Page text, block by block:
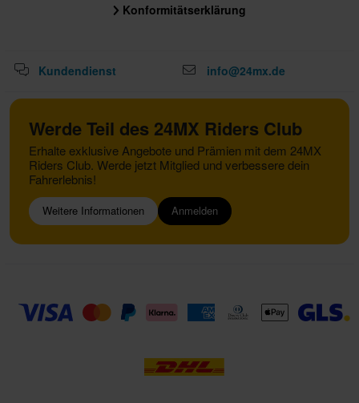
Konformitätserklärung
Kundendienst info@24mx.de
Werde Teil des 24MX Riders Club
Erhalte exklusive Angebote und Prämien mit dem 24MX
Riders Club. Werde jetzt Mitglied und verbessere dein
Fahrerlebnis!
Weitere Informationen Anmelden